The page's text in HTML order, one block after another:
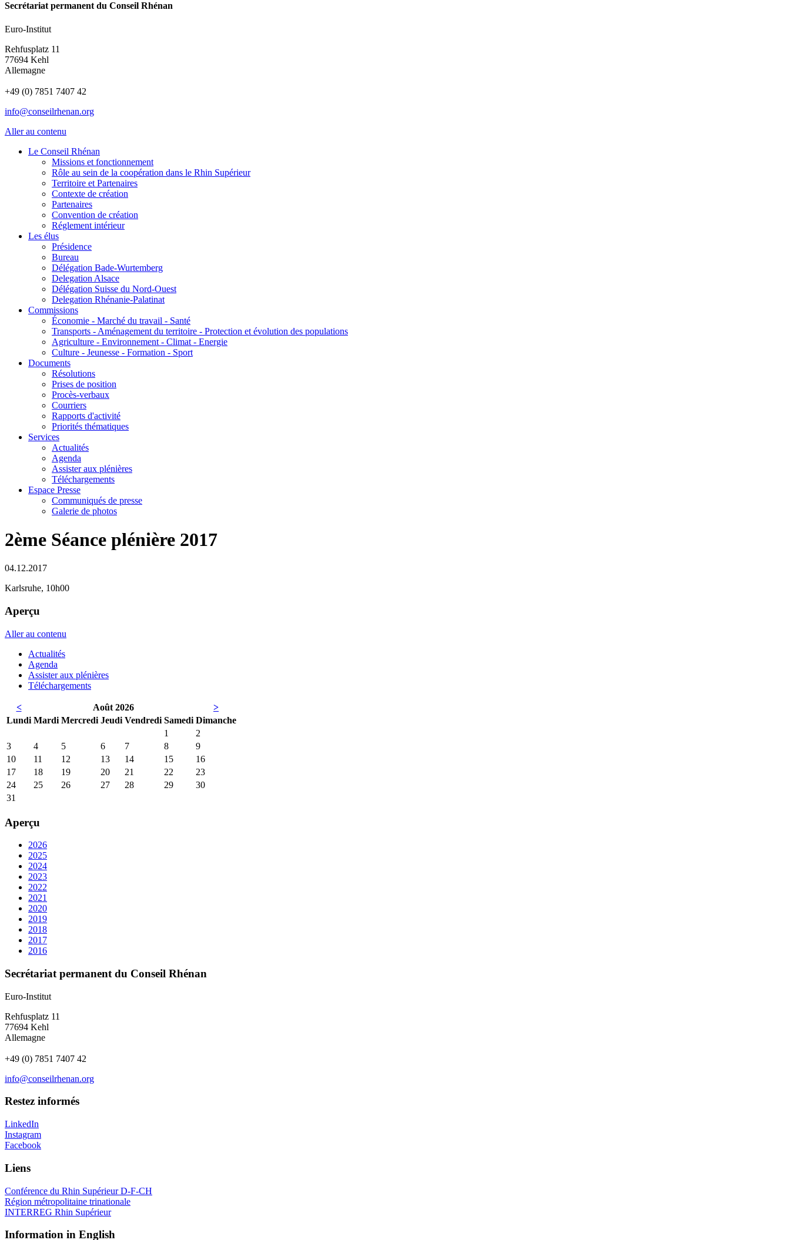
Secrétariat permanent du Conseil Rhénan
Euro-Institut
Rehfusplatz 11
77694 Kehl
Allemagne
+49 (0) 7851 7407 42
info@conseilrhenan.org
Aller au contenu
Le Conseil Rhénan
Missions et fonctionnement
Rôle au sein de la coopération dans le Rhin Supérieur
Territoire et Partenaires
Contexte de création
Partenaires
Convention de création
Réglement intérieur
Les élus
Présidence
Bureau
Délégation Bade-Wurtemberg
Delegation Alsace
Délégation Suisse du Nord-Ouest
Delegation Rhénanie-Palatinat
Commissions
Économie - Marché du travail - Santé
Transports - Aménagement du territoire - Protection et évolution des populations
Agriculture - Environnement - Climat - Energie
Culture - Jeunesse - Formation - Sport
Documents
Résolutions
Prises de position
Procès-verbaux
Courriers
Rapports d'activité
Priorités thématiques
Services
Actualités
Agenda
Assister aux plénières
Téléchargements
Espace Presse
Communiqués de presse
Galerie de photos
2ème Séance plénière 2017
04.12.2017
Karlsruhe, 10h00
Aperçu
Aller au contenu
Actualités
Agenda
Assister aux plénières
Téléchargements
< Août 2026
>
Lundi Mardi Mercredi Jeudi Vendredi Samedi Dimanche
1
2
3
4 5 6 7 8
9
10
11 12 13 14 15
16
17
18 19 20 21 22
23
24
25 26 27 28 29
30
31
Aperçu
2026
2025
2024
2023
2022
2021
2020
2019
2018
2017
2016
Secrétariat permanent du Conseil Rhénan
Euro-Institut
Rehfusplatz 11
77694 Kehl
Allemagne
+49 (0) 7851 7407 42
info@conseilrhenan.org
Restez informés
LinkedIn
Instagram
Facebook
Liens
Conférence du Rhin Supérieur D-F-CH
Région métropolitaine trinationale
INTERREG Rhin Supérieur
Information in English